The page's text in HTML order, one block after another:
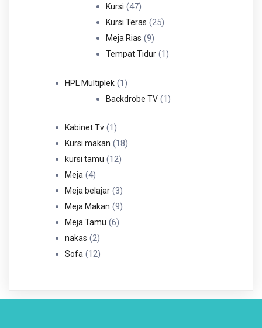
Kursi 4747
Produk
Kursi Teras 2525
Meja Rias 99
Produk
Tempat Tidur 11
HPL Multiplek 11
Produk
Backdrobe TV 11
Kabinet Tv 11
Produk
Kursi makan 1818
kursi tamu 1212
Meja 44
Produk
Meja belajar 33
Produk
Meja Makan 99
Meja Tamu 66
nakas 22
Produk
Sofa 1212